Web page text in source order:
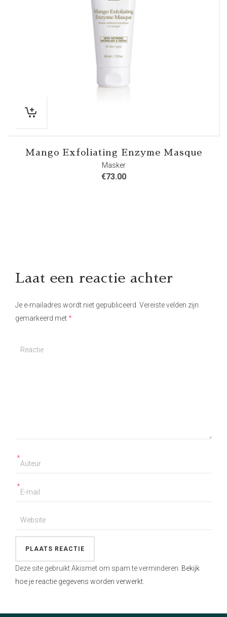
Mango Exfoliating Enzyme Masque
Masker
€73.00
Laat een reactie achter
Je e-mailadres wordt niet gepubliceerd. Vereiste velden zijn
gemarkeerd met*
*
*
Deze site gebruikt Akismet om spam te verminderen. Bekijk
hoe je reactie gegevens worden verwerkt